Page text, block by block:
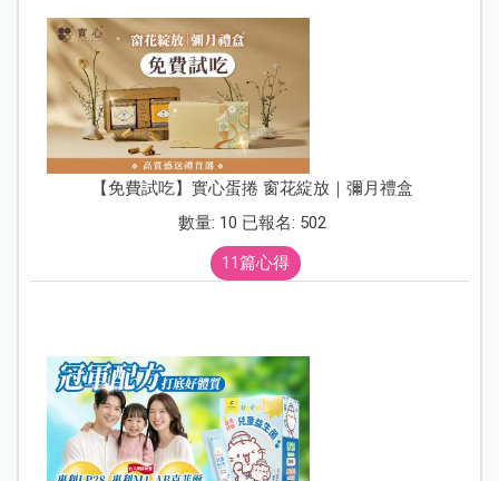
【免費試吃】實心蛋捲 窗花綻放｜彌月禮盒
數量: 10 已報名: 502
11篇心得